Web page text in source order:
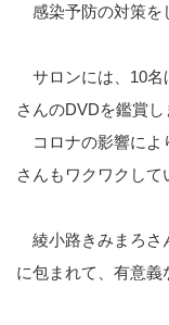
感染予防の対策を
サロンには、10名
さんのDVDを鑑賞し
コロナの影響によ
さんもワクワクして
綾小路きみまろさ
に包まれて、有意義